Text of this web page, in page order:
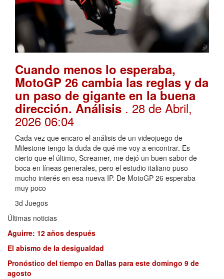
Cuando menos lo esperaba,
MotoGP 26 cambia las reglas y da
un paso de gigante en la buena
dirección. Análisis . 28 de Abril,
2026 06:04
Cada vez que encaro el análisis de un videojuego de
Milestone tengo la duda de qué me voy a encontrar. Es
cierto que el último, Screamer, me dejó un buen sabor de
boca en líneas generales, pero el estudio italiano puso
mucho interés en esa nueva IP. De MotoGP 26 esperaba
muy poco
3d Juegos
Últimas noticias
Aguirre: 12 años después
El abismo de la desigualdad
Pronóstico del tiempo en Dallas para este domingo 9 de
agosto